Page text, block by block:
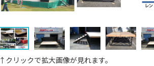
↑クリックで拡大画像が見れます。